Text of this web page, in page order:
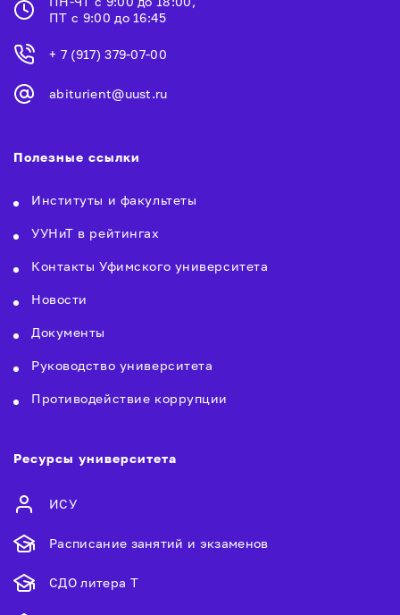
ПТ с 9:00 до 16:45
+ 7 (917) 379-07-00
abiturient@uust.ru
Полезные ссылки
Институты и факультеты
УУНиТ в рейтингах
Контакты Уфимского университета
Новости
Документы
Руководство университета
Противодействие коррупции
Ресурсы университета
ИСУ
Расписание занятий и экзаменов
СДО литера Т